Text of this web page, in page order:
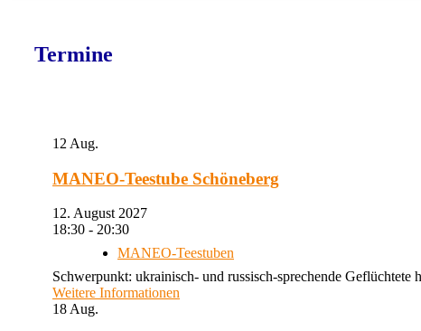
Termine
12 Aug.
MANEO-Teestube Schöneberg
12. August 2027
18:30 - 20:30
MANEO-Teestuben
Schwerpunkt: ukrainisch- und russisch-sprechende Geflüchtete
Weitere Informationen
18 Aug.